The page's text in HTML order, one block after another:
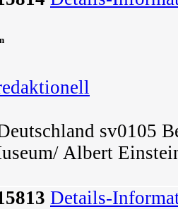
sv0105
Albert
Details-